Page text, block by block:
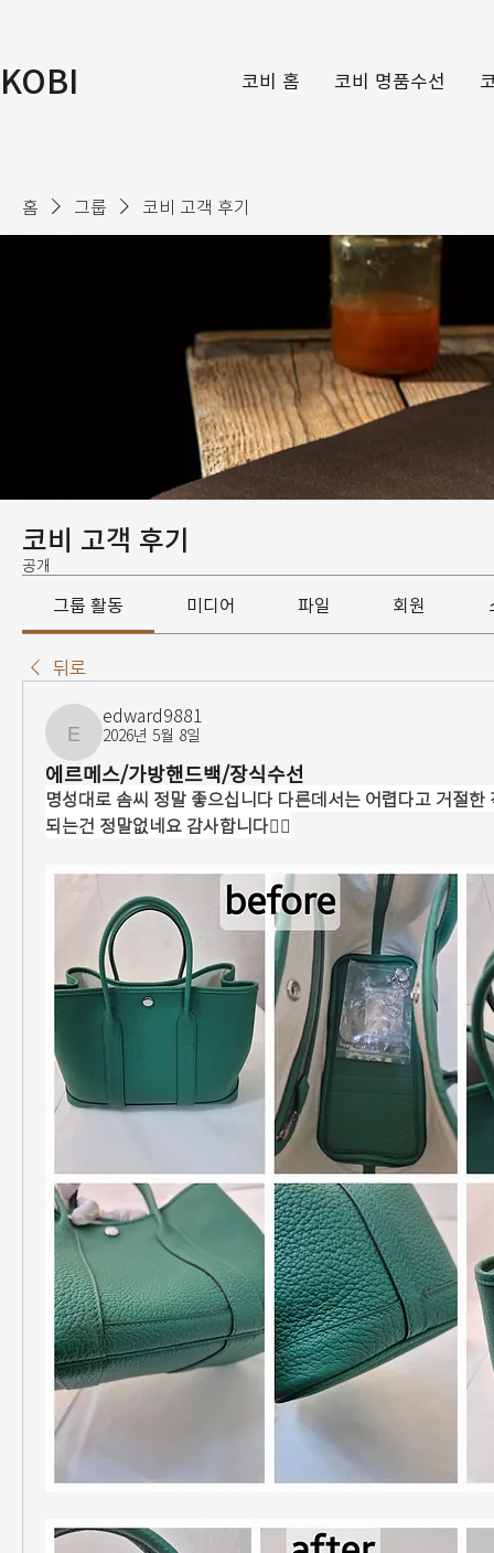
KOBI 코비 홈 코비 명품수선
홈 그룹 코비 고객 후기
코비 고객 후기
공개
그룹 활동 미디어 파일 회원
뒤로
edward9881
edward9881
2026년 5월 8일
에르메스/가방핸드백/장식수선
명성대로 솜씨 정말 좋으십니다 다른데서는 어렵다고 거절
되는건 정말없네요 감사합니다🙂‍↕️